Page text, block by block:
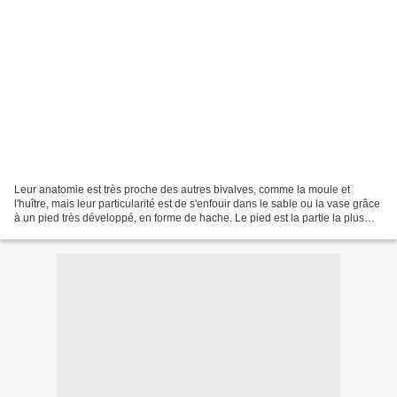
Leur anatomie est très proche des autres bivalves, comme la moule et
l'huître, mais leur particularité est de s'enfouir dans le sable ou la vase grâce
à un pied très développé, en forme de hache. Le pied est la partie la plus